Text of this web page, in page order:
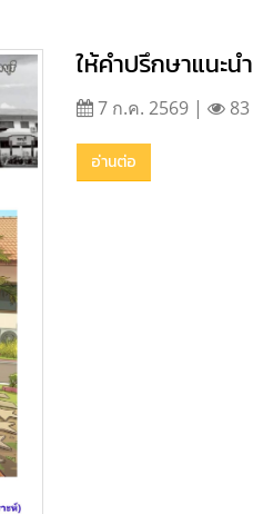
ให้คำปรึกษาแนะนำ
7 ก.ค. 2569 | 83
อ่านต่อ